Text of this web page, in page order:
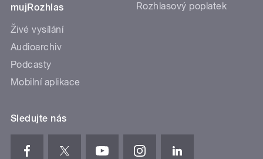
mujRozhlas
Živé vysílání
Audioarchiv
Podcasty
Mobilní aplikace
Rozhlasový poplatek
Sledujte nás